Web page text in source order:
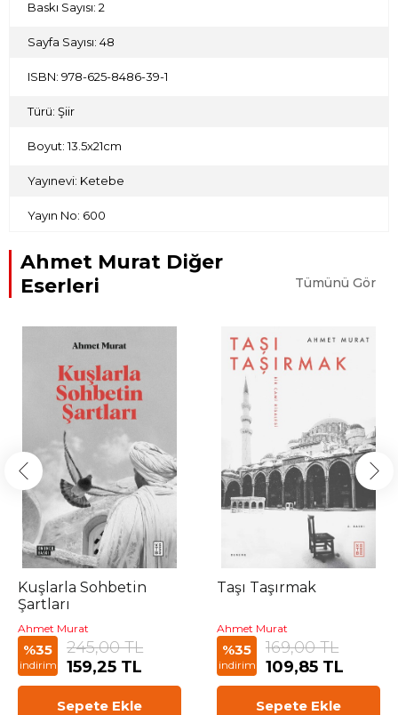
Baskı Sayısı: 2
Sayfa Sayısı: 48
ISBN: 978-625-8486-39-1
Türü: Şiir
Boyut: 13.5x21cm
Yayınevi: Ketebe
Yayın No: 600
Ahmet Murat Diğer
Eserleri
Tümünü Gör
Kuşlarla Sohbetin
Şartları
Ahmet Murat
%35
indirim
245,00 TL
159,25 TL
Sepete Ekle
Taşı Taşırmak
Ahmet Murat
%35
indirim
169,00 TL
109,85 TL
Sepete Ekle